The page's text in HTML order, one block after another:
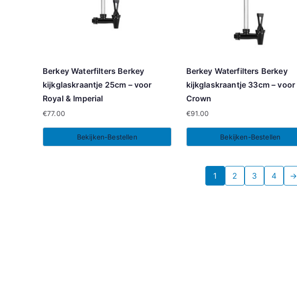
Berkey Waterfilters Berkey
kijkglaskraantje 25cm – voor
Royal & Imperial
€77.00
Bekijken-Bestellen
Berkey Waterfilters Berkey
kijkglaskraantje 33cm – voor
Crown
€91.00
Bekijken-Bestellen
1 2 3 4 →